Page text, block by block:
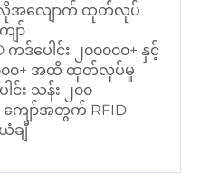
အလျောက် ထုတ်လုပ်
ော်
ဒ်ပေါင်း ၂၀၀၀၀၀+ နှင့်
၀၀၀+ အထိ ထုတ်လုပ်မှု
င်း သန်း ၂၀၀
ကျော်အတွက် RFID
ျီ